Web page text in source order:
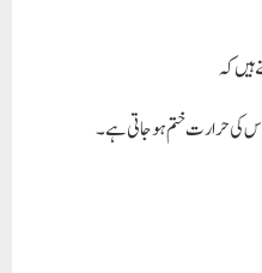
ہیں کہ
کی حرارت ختم ہو جاتی ہے۔